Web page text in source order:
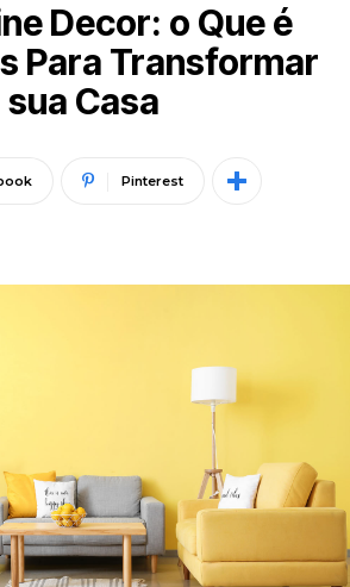
Decor: o Que é
Para Transformar
sua Casa
Pinterest